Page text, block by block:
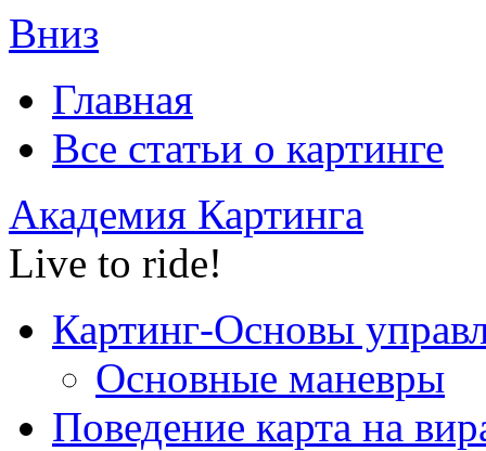
Вниз
Главная
Все статьи o картинге
Академия Картинга
Live to ride!
Картинг-Основы
Основные маневры
Поведение карта на